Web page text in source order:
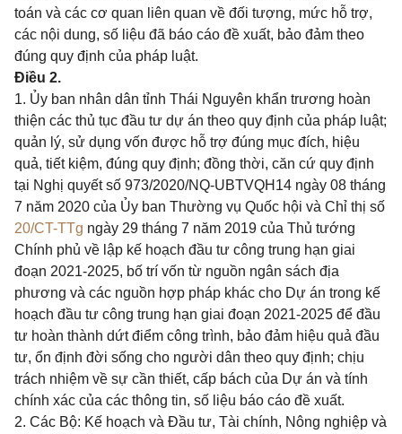
toán và các cơ quan liên quan về đối tượng, mức hỗ trợ,
các nội dung, số liệu đã báo cáo đề xuất, bảo đảm theo
đúng quy định của pháp luật.
Điều 2.
1. Ủy ban nhân dân tỉnh Thái Nguyên khẩn trương hoàn
thiện các thủ tục đầu tư dự án theo quy định của pháp luật;
quản lý, sử dụng vốn được hỗ trợ đúng mục đích, hiệu
quả, tiết kiệm, đúng quy định; đồng thời, căn cứ quy định
tại Nghị quyết số 973/2020/NQ-UBTVQH14 ngày 08 tháng
7 năm 2020 của Ủy ban Thường vụ Quốc hội và Chỉ thị số
20/CT-TTg ngày 29 tháng 7 năm 2019 của Thủ tướng
Chính phủ về lập kế hoạch đầu tư công trung hạn giai
đoạn 2021-2025, bố trí vốn từ nguồn ngân sách địa
phương và các nguồn hợp pháp khác cho Dự án trong kế
hoạch đầu tư công trung hạn giai đoạn 2021-2025 để đầu
tư hoàn thành dứt điểm công trình, bảo đảm hiệu quả đầu
tư, ổn định đời sống cho người dân theo quy định; chịu
trách nhiệm về sự cần thiết, cấp bách của Dự án và tính
chính xác của các thông tin, số liệu báo cáo đề xuất.
2. Các Bộ: Kế hoạch và Đầu tư, Tài chính, Nông nghiệp và